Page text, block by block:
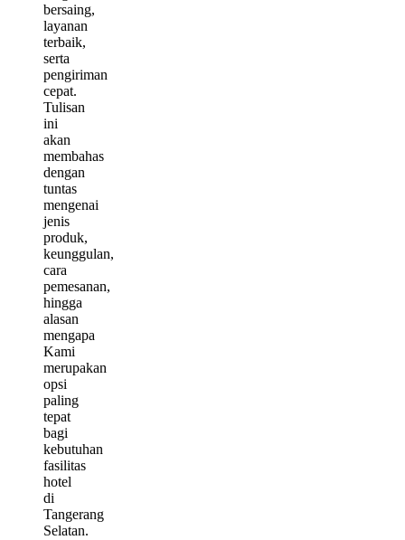
bersaing,
layanan
terbaik,
serta
pengiriman
cepat.
Tulisan
ini
akan
membahas
dengan
tuntas
mengenai
jenis
produk,
keunggulan,
cara
pemesanan,
hingga
alasan
mengapa
Kami
merupakan
opsi
paling
tepat
bagi
kebutuhan
fasilitas
hotel
di
Tangerang
Selatan.